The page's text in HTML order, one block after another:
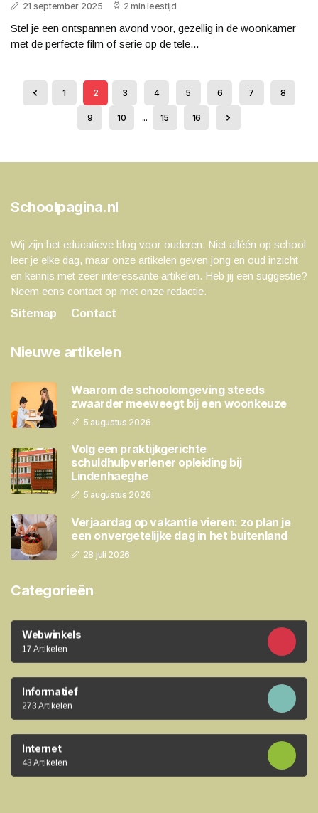
21 september 2025 2 min leestijd
Stel je een ontspannen avond voor, gezellig in de woonkamer
met de perfecte film of serie op de tele...
1 2 3 4 5 6 7 8
9 10 ... 15 16
Schoolpagina.nl
Wij zijn het educatieve blog voor ouderen. Niet alléén op school
leer je elke dag, maar onze artikelen geven jong en oud inzicht
en kennis met zeer interessante artikelen. Heb jij een suggestie?
Neem eens contact op met onze redactie.
Sitemap
Contact
Nieuwe artikelen
Waarom de schoolomgeving steeds
zwaarder meeweegt bij een woonkeuze
5 augustus 2026
Volg een praktijkgerichte
schuldhulpverlener opleiding bij
Lindenhaeghe
5 augustus 2026
Verjaardag op vakantie vieren: zo plan je
een onvergetelijke dag in het buitenland
28 juli 2026
Categorieën
Webwinkels
17 Artikelen
Informatief
273 Artikelen
Internet
43 Artikelen